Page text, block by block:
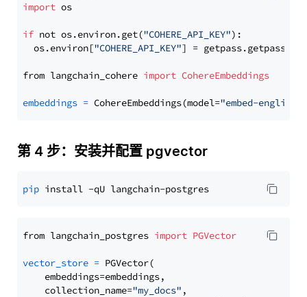
import os
if not os.environ.get("COHERE_API_KEY"):
  os.environ[
"COHERE_API_KEY"] = getpass.getpass(
from langchain_cohere import CohereEmbeddings
embeddings = CohereEmbeddings(model="embed-english-
第 4 步：安装并配置 pgvector
pip
from langchain_postgres import PGVector
vector_store = PGVector(
    embeddings=embeddings,
    collection_name=
"my_docs" ,